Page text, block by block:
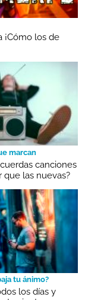
¡Cómo los de
marcan
canciones
que las nuevas?
tu ánimo?
los días y